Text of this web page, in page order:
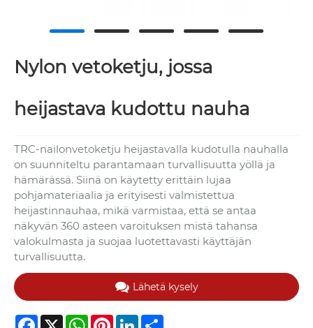
Nylon vetoketju, jossa
heijastava kudottu nauha
TRC-nailonvetoketju heijastavalla kudotulla nauhalla
on suunniteltu parantamaan turvallisuutta yöllä ja
hämärässä. Siinä on käytetty erittäin lujaa
pohjamateriaalia ja erityisesti valmistettua
heijastinnauhaa, mikä varmistaa, että se antaa
näkyvän 360 asteen varoituksen mistä tahansa
valokulmasta ja suojaa luotettavasti käyttäjän
turvallisuutta.
Lähetä kysely
Facebook
X WhatsApp
PinterestLinkedIn